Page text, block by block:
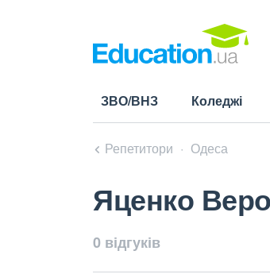
ЗВО/ВНЗ Коледжі
Репетитори Одеса
Яценко
0 відгуків